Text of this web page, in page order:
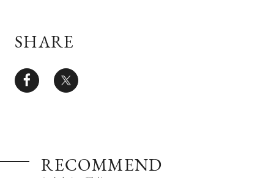
SHARE
RECOMMEND